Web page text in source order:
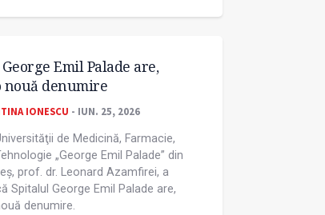
Emil Palade are,
nouă denumire
IONESCU - IUN. 25, 2026
de Medicină, Farmacie,
„George Emil Palade” din
prof. dr. Leonard Azamfirei, a
Spitalul George Emil Palade are,
denumire.